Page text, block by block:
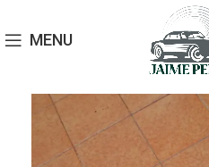
MENU